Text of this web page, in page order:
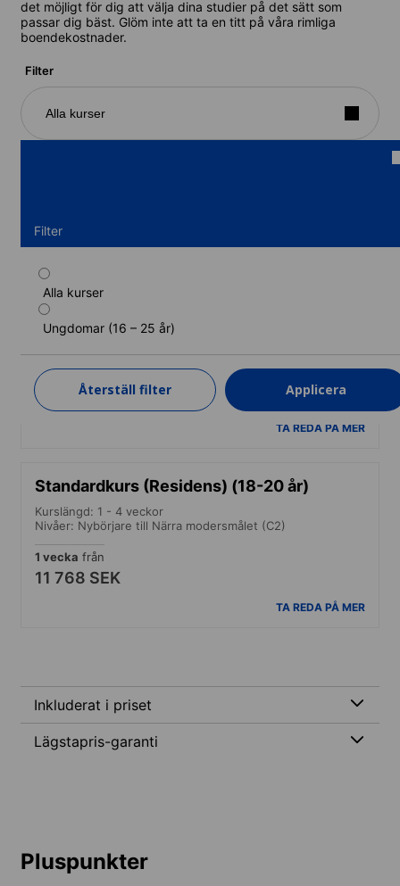
det möjligt för dig att välja dina studier på det sätt som
passar dig bäst. Glöm inte att ta en titt på våra rimliga
boendekostnader.
Filter
Alla kurser
Filter
Alla kurser
Ungdomar (16 – 25 år)
Återställ filter Applicera
Standardkurs (Värdfamilj) (16-20 år)
Kurslängd: 1 - 4 veckor
1 vecka
10 087 SEK
TA REDA PÅ MER
Standardkurs (Residens) (18-20 år)
Kurslängd: 1 - 4 veckor
Nivåer: Nybörjare till Närra modersmålet (C2)
1 vecka från
11 768 SEK
TA REDA PÅ MER
Inkluderat i priset
Lägstapris-garanti
Pluspunkter